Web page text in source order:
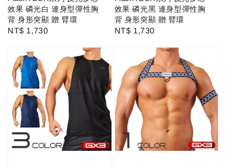
效果 磷光白 連身型彈性胸
背 身形突顯 贈 臂環
Regular
NT$ 1,730
效果 磷光黑 連身型彈性胸
背 身形突顯 贈 臂環
Regular
NT$ 1,730